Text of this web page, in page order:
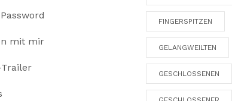
mit mir
FINGERSPITZEN
GELANGWEILTEN
GESCHLOSSENEN